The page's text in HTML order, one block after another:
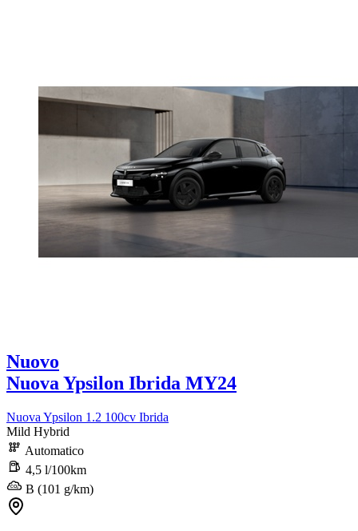
Nuovo
Nuova Ypsilon Ibrida MY24
Nuova Ypsilon 1.2 100cv Ibrida
Mild Hybrid
Automatico
4,5 l/100km
B (101 g/km)